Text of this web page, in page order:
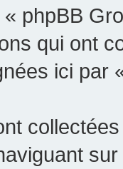
phpBB
qui ont
ici par